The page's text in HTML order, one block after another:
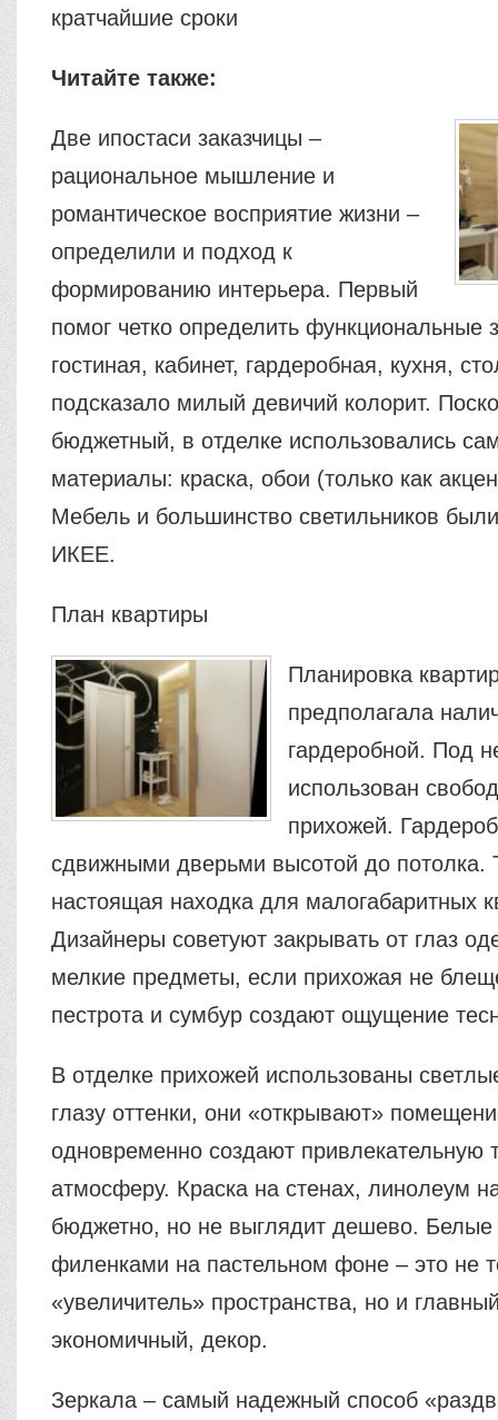
кратчайшие сроки
Читайте также:
Две ипостаси заказчицы –
рациональное мышление и
романтическое восприятие жизни –
определили и подход к
формированию интерьера. Первый
помог четко определить функциональные
гостиная, кабинет, гардеробная, кухня,
подсказало милый девичий колорит.
бюджетный, в отделке использовались
материалы: краска, обои (только как
Мебель и большинство светильников
ИКЕЕ.
План квартиры
Планировка
предполагала
гардеробной. Под
использован
прихожей.
сдвижными дверьми высотой до потолка.
настоящая находка для малогабаритных
Дизайнеры советуют закрывать от глаз
мелкие предметы, если прихожая не
пестрота и сумбур создают ощущение
В отделке прихожей использованы
глазу оттенки, они «открывают»
одновременно создают привлекательную
атмосферу. Краска на стенах, линолеум
бюджетно, но не выглядит дешево. Белые
филенками на пастельном фоне – это не
«увеличитель» пространства, но и
экономичный, декор.
Зеркала – самый надежный способ